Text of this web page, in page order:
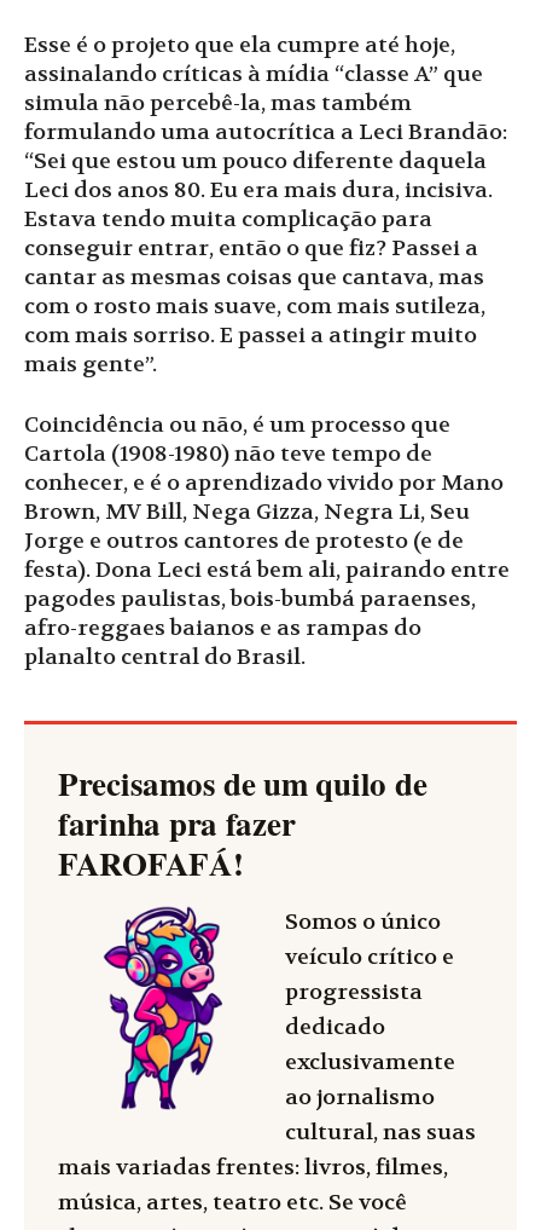
Esse é o projeto que ela cumpre até hoje,
assinalando críticas à mídia “classe A” que
simula não percebê-la, mas também
formulando uma autocrítica a Leci Brandão:
“Sei que estou um pouco diferente daquela
Leci dos anos 80. Eu era mais dura, incisiva.
Estava tendo muita complicação para
conseguir entrar, então o que fiz? Passei a
cantar as mesmas coisas que cantava, mas
com o rosto mais suave, com mais sutileza,
com mais sorriso. E passei a atingir muito
mais gente”.
Coincidência ou não, é um processo que
Cartola (1908-1980) não teve tempo de
conhecer, e é o aprendizado vivido por Mano
Brown, MV Bill, Nega Gizza, Negra Li, Seu
Jorge e outros cantores de protesto (e de
festa). Dona Leci está bem ali, pairando entre
pagodes paulistas, bois-bumbá paraenses,
afro-reggaes baianos e as rampas do
planalto central do Brasil.
Precisamos de um quilo de
farinha pra fazer
FAROFAFÁ!
Somos o único
veículo crítico e
progressista
dedicado
exclusivamente
ao jornalismo
cultural, nas suas
mais variadas frentes: livros, filmes,
música, artes, teatro etc. Se você